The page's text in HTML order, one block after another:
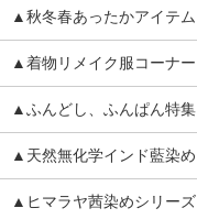
▲秋冬春あったかアイテム
▲着物リメイク服コーナー
▲ふんどし、ふんぱん特
▲天然無化学インド藍染
▲ヒマラヤ茜染めシリーズ